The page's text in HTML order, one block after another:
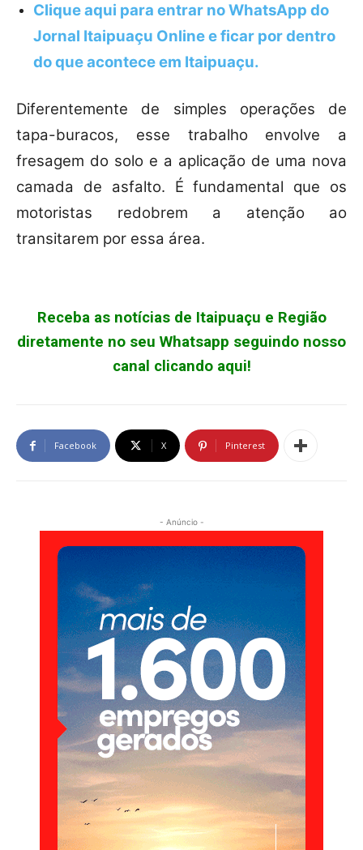
Clique aqui para entrar noWhatsApp do
Jornal Itaipuaçu Online e ficar por dentro
do que acontece em Itaipuaçu.
Diferentemente de simples operações de
tapa-buracos, esse trabalho envolve a
fresagem do solo e a aplicação de uma nova
camada de asfalto. É fundamental que os
motoristas redobrem a atenção ao
transitarem por essa área.
Receba as notícias de Itaipuaçu e Região
diretamente no seu Whatsapp seguindo nosso
canal clicando aqui!
Facebook X Pinterest
- Anúncio -